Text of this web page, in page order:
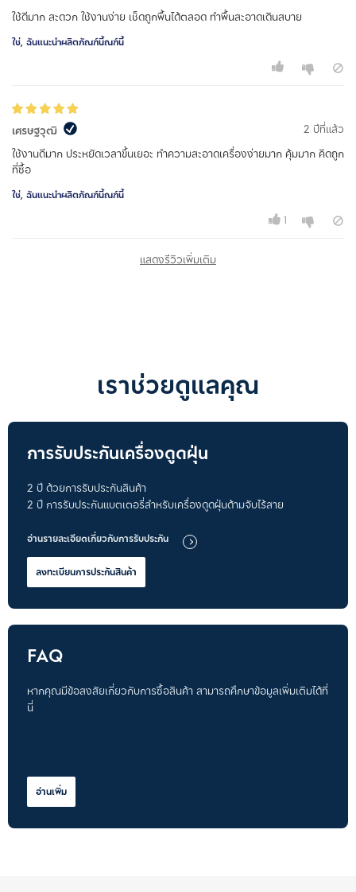
ใช้ดีมาก สะดวก ใช้งานง่าย เช็ดถูกพื้นได้ตลอด ทำพื้นสะอาดเดินสบาย
ใช่, ฉันแนะนำผลิตภัณฑ์นี้ณฑ์นี้
เศรษฐวุฒิ
2 ปีที่แล้ว
ใช้งานดีมาก ประหยัดเวลาขึ้นเยอะ ทำความสะอาดเครื่องง่ายมาก คุ้มมาก คิดถูก
ที่ซื้อ
ใช่, ฉันแนะนำผลิตภัณฑ์นี้ณฑ์นี้
1
แสดงรีวิวเพิ่มเติม
เราช่วยดูแลคุณ
การรับประกันเครื่องดูดฝุ่น
2 ปี ด้วยการรับประกันสินค้า
2 ปี การรับประกันแบตเตอรี่สำหรับเครื่องดูดฝุ่นด้ามจับไร้สาย
อ่านรายละเอียดเกี่ยวกับการรับประกัน
ลงทะเบียนการประกันสินค้า
FAQ
หากคุณมีข้อสงสัยเกี่ยวกับการซื้อสินค้า สามารถศึกษาข้อมูลเพิ่มเติมได้ที่
นี่
อ่านเพิ่ม